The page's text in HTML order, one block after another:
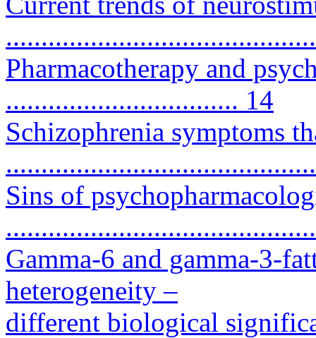
Pharmacotherapy and
................................. 14
Schizophrenia symptoms
Sins of
Gamma-6 and gamma-3-
heterogeneity –
different biological